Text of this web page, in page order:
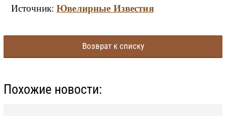
Источник:Ювелирные Известия
Возврат к списку
Похожие новости: